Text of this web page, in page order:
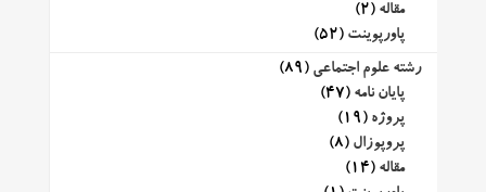
مقاله (2)
پاورپوینت (52)
رشته علوم اجتماعی (89)
پایان نامه (47)
پروژه (19)
پروپوزال (8)
مقاله (14)